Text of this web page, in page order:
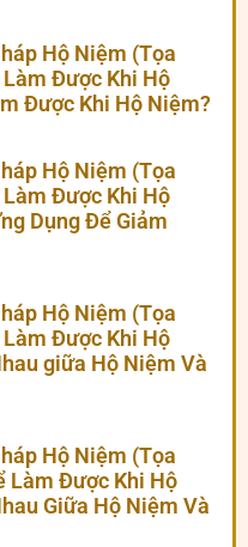
Hộ Niệm (Tọa
Được Khi Hộ
Được Khi Hộ Niệm?
Hộ Niệm (Tọa
Được Khi Hộ
Dụng Để Giảm
Hộ Niệm (Tọa
Được Khi Hộ
giữa Hộ Niệm Và
Hộ Niệm (Tọa
Làm Được Khi Hộ
Giữa Hộ Niệm Và